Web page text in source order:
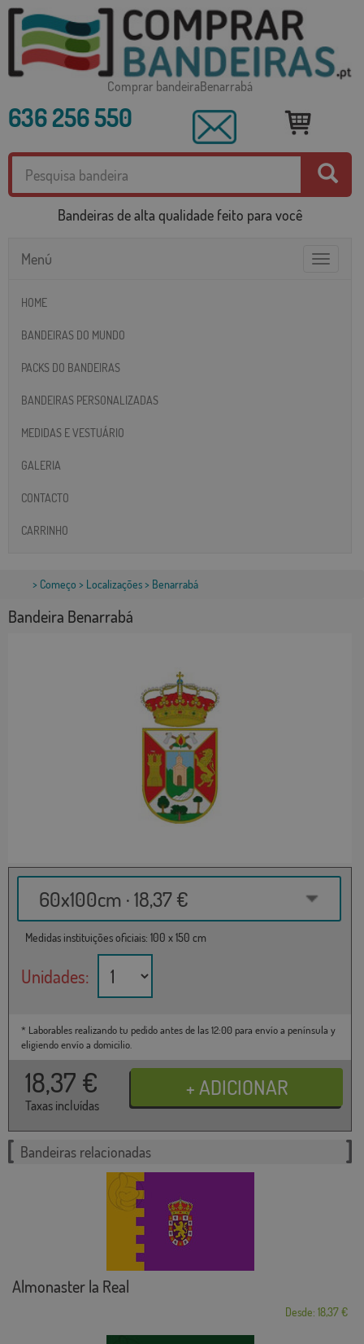
Comprar bandeiraBenarrabá
636 256 550
Bandeiras de alta qualidade feito para você
Toggle
Menú
HOME
BANDEIRAS DO MUNDO
PACKS DO BANDEIRAS
BANDEIRAS PERSONALIZADAS
MEDIDAS E VESTUÁRIO
GALERIA
CONTACTO
CARRINHO
> Começo > Localizações> Benarrabá
Bandeira Benarrabá
60x100cm · 18,37 €
Medidas instituições oficiais: 100 x 150 cm
Unidades:
* Laborables realizando tu pedido antes de las 12:00 para envío a península y
eligiendo envío a domicilio.
18,37 €
Taxas incluídas
Bandeiras relacionadas
Almonaster la Real
Desde: 18,37 €